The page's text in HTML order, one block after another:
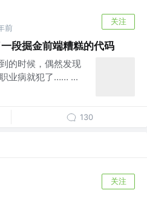
前
关注
段掘金前端糟糕的代码
的时候，偶然发现
业病就犯了…… ...
130
关注